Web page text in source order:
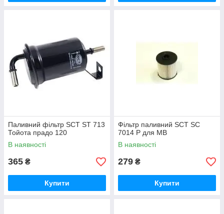
Паливний фільтр SCT ST 713
Тойота прадо 120
В наявності
365 ₴
Купити
Фільтр паливний SCT SC
7014 P для MB
В наявності
279 ₴
Купити